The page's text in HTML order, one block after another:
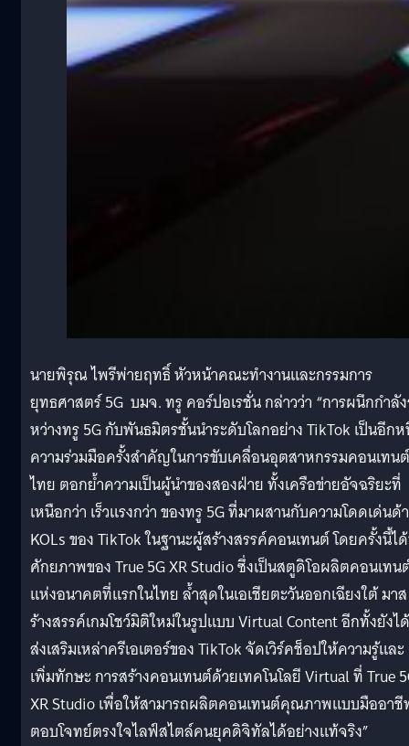
นายพิรุณ ไพรีพ่ายฤทธิ์ หัวหน้าคณะทำงานและกรรมการ
ยุทธศาสตร์ 5G บมจ. ทรู คอร์ปอเรชั่น กล่าวว่า “การผนึกกำลั
หว่างทรู 5G กับพันธมิตรชั้นนำระดับโลกอย่าง TikTok เป็นอีก
ความร่วมมือครั้งสำคัญในการขับเคลื่อนอุตสาหกรรมคอนเทนต์
ไทย ตอกย้ำความเป็นผู้นำของสองฝ่าย ทั้งเครือข่ายอัจฉริยะที่
เหนือกว่า เร็วแรงกว่า ของทรู 5G ที่มาผสานกับความโดดเด่นด้
KOLs ของ TikTok ในฐานะผู้สร้างสรรค์คอนเทนต์ โดยครั้งนี้ไ
ศักยภาพของ True 5G XR Studio ซึ่งเป็นสตูดิโอผลิตคอนเทน
แห่งอนาคตที่แรกในไทย ล้ำสุดในเอเชียตะวันออกเฉียงใต้ มาส
ร้างสรรค์เกมโชว์มิติใหม่ในรูปแบบ Virtual Content อีกทั้งยังได้
ส่งเสริมเหล่าครีเอเตอร์ของ TikTok จัดเวิร์คช็อปให้ความรู้และ
เพิ่มทักษะ การสร้างคอนเทนต์ด้วยเทคโนโลยี Virtual ที่ True
XR Studio เพื่อให้สามารถผลิตคอนเทนต์คุณภาพแบบมืออา
ตอบโจทย์ตรงใจไลฟ์สไตล์คนยุคดิจิทัลได้อย่างแท้จริง”